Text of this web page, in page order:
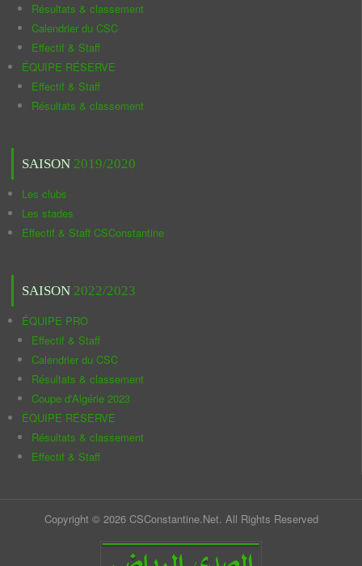
Résultats & classement
Calendrier du CSC
Effectif & Staff
ÉQUIPE RÉSERVE
Effectif & Staff
Résultats & classement
SAISON 2019/2020
Les clubs
Les stades
Effectif & Staff CSConstantine
SAISON 2022/2023
ÉQUIPE PRO
Effectif & Staff
Calendrier du CSC
Résultats & classement
Coupe d'Algérie 2023
ÉQUIPE RÉSERVE
Résultats & classement
Effectif & Staff
Copyright © 2026 CSConstantine.Net. All Rights Reserved